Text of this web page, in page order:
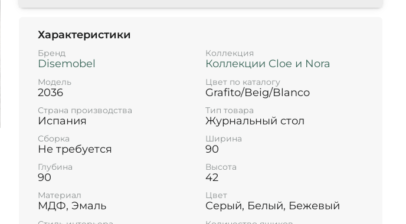
Характеристики
Бренд
Disemobel
Коллекция
Коллекции Cloe и Nora
Модель
2036
Цвет по каталогу
Grafito/Beig/Blanco
Страна производства
Испания
Тип товара
Журнальный стол
Сборка
Не требуется
Ширина
90
Глубина
90
Высота
42
Материал
МДФ, Эмаль
Цвет
Серый, Белый, Бежевый